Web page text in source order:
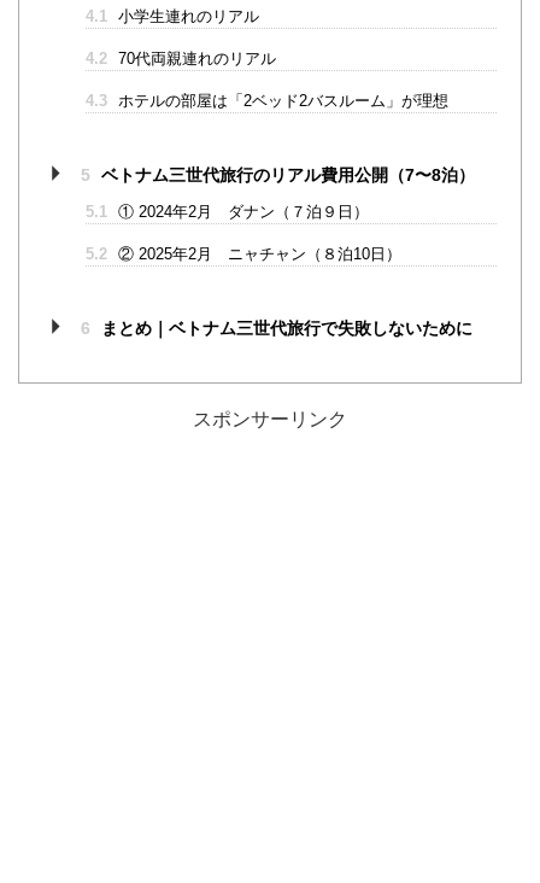
4.1 小学生連れのリアル
4.2 70代両親連れのリアル
4.3 ホテルの部屋は「2ベッド2バスルーム」が理想
5 ベトナム三世代旅行のリアル費用公開（7〜8泊）
5.1 ① 2024年2月 ダナン（７泊９日）
5.2 ② 2025年2月 ニャチャン（８泊10日）
6 まとめ｜ベトナム三世代旅行で失敗しないために
スポンサーリンク